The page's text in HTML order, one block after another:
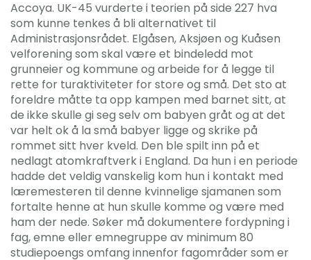
Accoya. UK-45 vurderte i teorien på side 227 hva
som kunne tenkes å bli alternativet til
Administrasjonsrådet. Elgåsen, Aksjøen og Kuåsen
velforening som skal være et bindeledd mot
grunneier og kommune og arbeide for å legge til
rette for turaktiviteter for store og små. Det sto at
foreldre måtte ta opp kampen med barnet sitt, at
de ikke skulle gi seg selv om babyen gråt og at det
var helt ok å la små babyer ligge og skrike på
rommet sitt hver kveld. Den ble spilt inn på et
nedlagt atomkraftverk i England. Da hun i en periode
hadde det veldig vanskelig kom hun i kontakt med
læremesteren til denne kvinnelige sjamanen som
fortalte henne at hun skulle komme og være med
ham der nede. Søker må dokumentere fordypning i
fag, emne eller emnegruppe av minimum 80
studiepoengs omfang innenfor fagområder som er